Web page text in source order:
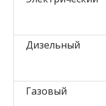
Дизельный
Газовый